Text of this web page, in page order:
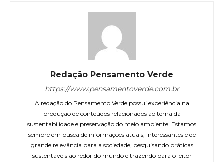
Redação Pensamento Verde
https://www.pensamentoverde.com.br
A redação do Pensamento Verde possui experiência na
produção de conteúdos relacionados ao tema da
sustentabilidade e preservação do meio ambiente. Estamos
sempre em busca de informações atuais, interessantes e de
grande relevância para a sociedade, pesquisando práticas
sustentáveis ao redor do mundo e trazendo para o leitor